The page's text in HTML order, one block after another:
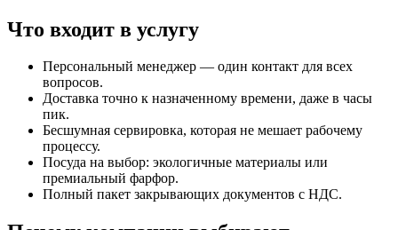
Что входит в услугу
Персональный менеджер — один контакт для всех
вопросов.
Доставка точно к назначенному времени, даже в часы
пик.
Бесшумная сервировка, которая не мешает рабочему
процессу.
Посуда на выбор: экологичные материалы или
премиальный фарфор.
Полный пакет закрывающих документов с НДС.